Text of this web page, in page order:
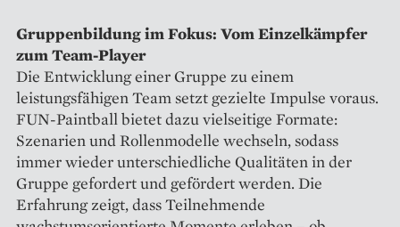
Gruppenbildung im Fokus: Vom Einzelkämpfer
zum Team-Player
Die Entwicklung einer Gruppe zu einem
leistungsfähigen Team setzt gezielte Impulse voraus.
FUN-Paintball bietet dazu vielseitige Formate:
Szenarien und Rollenmodelle wechseln, sodass
immer wieder unterschiedliche Qualitäten in der
Gruppe gefordert und gefördert werden. Die
Erfahrung zeigt, dass Teilnehmende